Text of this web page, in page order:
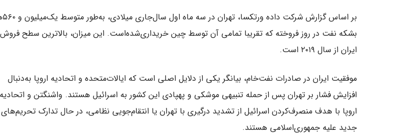
بر اساس
بشکه نفت در روز فروخته که تقریبا تمامی آن توسط چین خریداری‌شده‌است. این میزان، بالاترین سطح
ایران از سال ۲۰۱۹ است.
موفقیت ایران در صادرات نفت‌خام، بیانگر یکی از دلایل اصلی است که ایالات‌متحده و اتحادیه اروپا به‌دنبال
افزایش فشار بر تهران پس از حمله تنبیهی موشکی و پهپادی این کشور به اسرائیل هستند. واشنگتن و اتحادیه
اروپا با هدف منصرف‌کردن اسرائیل از تشدید درگیری با تهران یا انتقام‌جویی نظامی، در حال تدارک تحریم‌های
جدید علیه جمهوری‌اسلامی هستند.